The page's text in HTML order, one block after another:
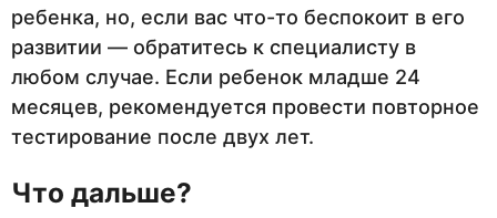
ребенка, но, если вас что-то беспокоит в его
развитии — обратитесь к специалисту в
любом случае. Если ребенок младше 24
месяцев, рекомендуется провести повторное
тестирование после двух лет.
Что дальше?